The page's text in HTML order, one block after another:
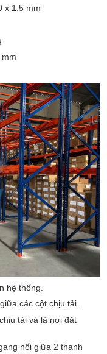
x 1,5 mm
hệ thống.
các cột chịu tải.
tải và là nơi đặt
nối giữa 2 thanh